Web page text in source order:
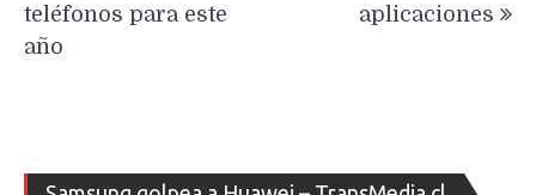
teléfonos para este
año
aplicaciones